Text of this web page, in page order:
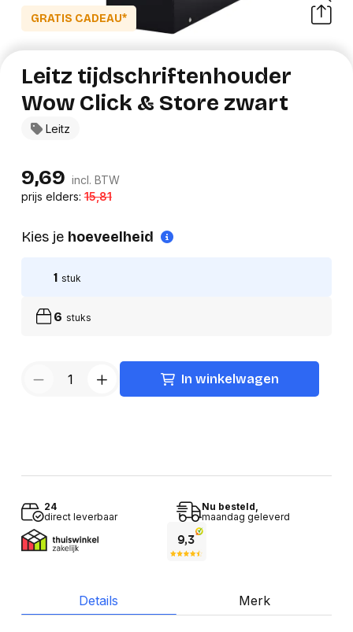
GRATIS CADEAU*
Leitz
Leitz tijdschriftenhouder
Wow Click & Store zwart
9,69 incl. BTW
prijs elders:15,81
Kies je hoeveelheid
1 stuk
6 stuks
In winkelwagen
24
direct leverbaar
Nu besteld,
maandag geleverd
Details Merk